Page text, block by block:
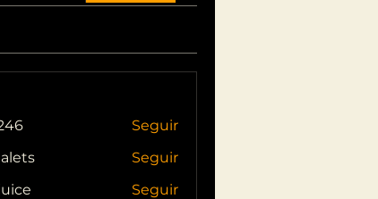
Seguir
Seguir
Seguir